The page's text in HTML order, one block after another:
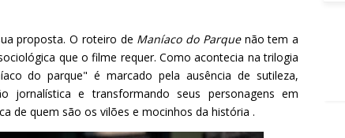
proposta. O roteiro de Maníaco do Parque não tem a
que o filme requer. Como acontecia na trilogia
do parque" é marcado pela ausência de sutileza,
jornalística e transformando seus personagens em
de quem são os vilões e mocinhos da história .